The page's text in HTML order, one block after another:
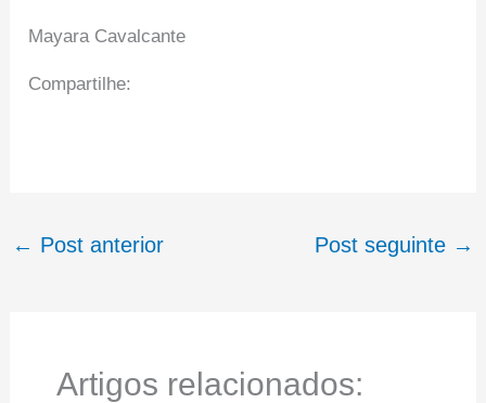
Mayara Cavalcante
Compartilhe:
← Post anterior Post seguinte →
Artigos relacionados: